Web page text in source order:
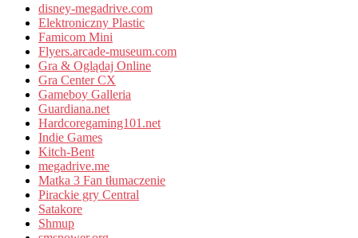
disney-megadrive.com
Elektroniczny Plastic
Famicom Mini
Flyers.arcade-museum.com
Gra & Oglądaj Online
Gra Center CX
Gameboy Galleria
Guardiana.net
Hardcoregaming101.net
Indie Games
Kitch-Bent
megadrive.me
Matka 3 Fan tłumaczenie
Pirackie gry Central
Satakore
Shmup